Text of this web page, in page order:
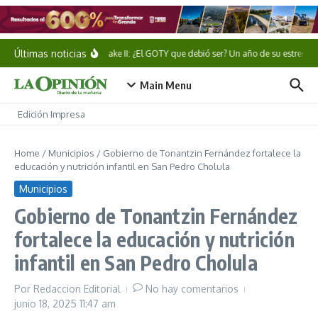
Saltar al contenido
Últimas noticiasAlan Wake II: ¿El GOTY que debió ser? Un año de su estreno
Main Menu
Edición Impresa
Home / Municipios / Gobierno de Tonantzin Fernández fortalece la
educación y nutrición infantil en San Pedro Cholula
Municipios
Gobierno de Tonantzin Fernández
fortalece la educación y nutrición
infantil en San Pedro Cholula
Por Redaccion Editorial
No hay comentarios
junio 18, 2025 11:47 am